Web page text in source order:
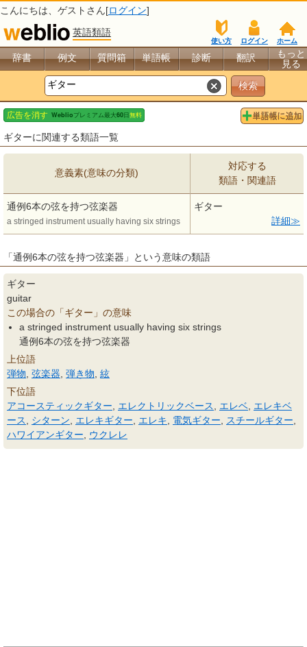
こんにちは、 ゲスト さん[ログイン]
英語類語
ホーム
ログイン
使い方
辞書 例文 質問箱 単語帳 診断 翻訳
もっと
見る
ギターに関連する類語一覧
意義素(意味の分類)
対応する
類語・関連語
通例6本の弦を持つ弦楽器
a stringed instrument usually having six strings
ギター
詳細
「通例6本の弦を持つ弦楽器」という意味の類語
ギター
guitar
この場合の「ギター」の意味
a stringed instrument usually having six strings
通例6本の弦を持つ弦楽器
上位語
弾物 弦楽器 弾き物 絃
下位語
アコースティックギター
エレクトリックベース エレベ エレキベ
ース
シターン エレキギター エレキ 電気ギター スチールギター
ハワイアンギター
ウクレレ